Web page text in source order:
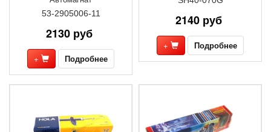
53-2905006-11
2130 руб
+ Подробнее
2140 руб
+ Подробнее